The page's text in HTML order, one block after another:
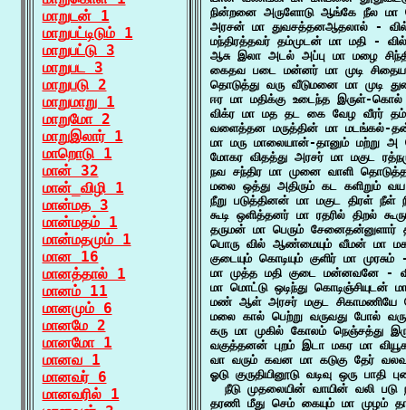
மாறுடன் 1
மாறுபட்டிடும் 1
மாறுபட்டு 3
மாறுபட 3
மாறுபடு 2
மாறுமாறு 1
மாறுமோ 2
மாறுஇலார் 1
மாறொடு 1
மான் 32
மான்_விழி 1
மான்மத 3
மான்மதம் 1
மான்மதமும் 1
மான 16
மானத்தால் 1
மானம் 11
மானமும் 6
மானமே 2
மானமோ 1
மானவ 1
மானவர் 6
மானவரில் 1
நின்றனை அருளோடு ஆங்கே நீல மா
அரசன் மா துவசத்தனஆதலால் -
மந்திரத்தவர் தம்முடன் மா மதி -
ஆசு இலா அடல் அப்பு மா மழை
கைதவ படை மன்னர் மா முடி
தொடுத்து வரு வீடுமனை மா முடி
ஈர மா மதிக்கு உடைந்த இருள்-
விக்ர மா மத தட கை வேழ வீரர்
வளைத்தன மருத்தின் மா மடங்கல்-
மா மரு மாலையான்-தானும் மற்று
மோகர விதத்து அரசர் மா மகுட
நவ சந்திர மா முனை வாளி
மலை ஒத்து அதிரும் கட களிறும்
நீறு படுத்தினன் மா மகுட திரள்
கூடி ஒளித்தனர் மா ரதரில் திறல்
தருமன் மா பெரும்
பொரு வில் ஆண்மையும் வீமன் மா
குடையும் கொடியும் குளிர் மா
மா முத்த மதி குடை மன்னவனே -
மா மொட்டு ஒடிந்து கொடிஞ்சியுடன்
மண் ஆள் அரசர் மகுட சிகாமணியே
மலை கால் பெற்று வருவது போல்
கரு மா முகில் கோலம் நெஞ்சத்து
வகுத்தனன் புறம் இடா மகர மா
வா வரும் கவன மா கடுகு தேர்
ஓடு குருதியினூடு வடிவு ஒரு பாதி
நீடு முதலையின் வாயின் வலி படு
தரணி மீது செம் கையும் மா முழம்